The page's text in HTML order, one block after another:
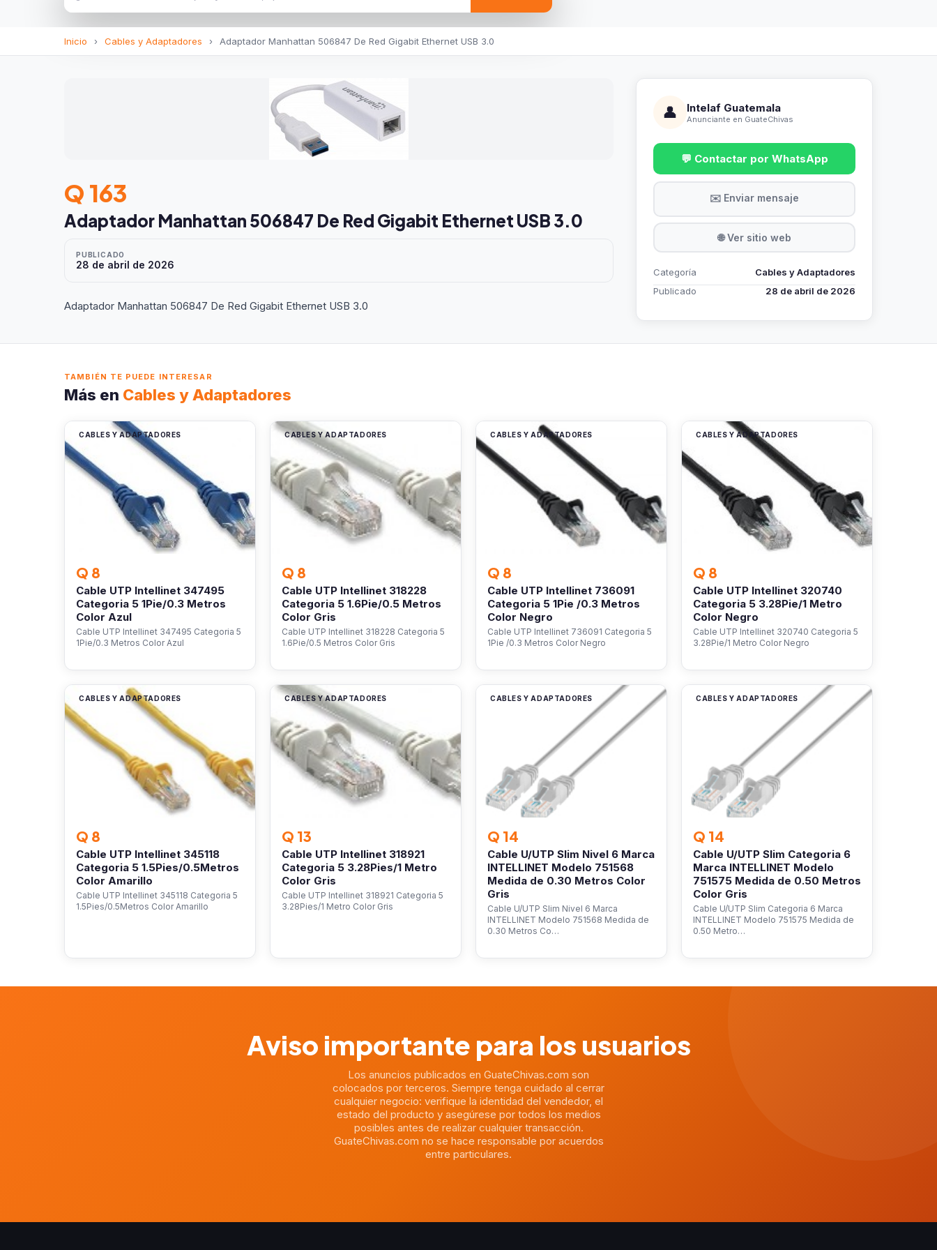
Inicio › Cables y Adaptadores › Adaptador Manhattan 506847 De Red Gigabit Ethernet USB 3.0
Q 163
Adaptador Manhattan 506847 De Red Gigabit Ethernet USB 3.0
PUBLICADO
28 de abril de 2026
Adaptador Manhattan 506847 De Red Gigabit Ethernet USB 3.0
👤 Intelaf Guatemala
Anunciante en GuateChivas
💬 Contactar por WhatsApp
✉️ Enviar mensaje
🌐 Ver sitio web
Categoría
Cables y Adaptadores
Publicado
28 de abril de 2026
TAMBIÉN TE PUEDE INTERESAR
Más en Cables y Adaptadores
CABLES Y ADAPTADORES
Q 8
Cable UTP Intellinet 347495
Categoria 5 1Pie/0.3 Metros
Color Azul
Cable UTP Intellinet 347495 Categoria 5
1Pie/0.3 Metros Color Azul
CABLES Y ADAPTADORES
Q 8
Cable UTP Intellinet 318228
Categoria 5 1.6Pie/0.5 Metros
Color Gris
Cable UTP Intellinet 318228 Categoria 5
1.6Pie/0.5 Metros Color Gris
CABLES Y ADAPTADORES
Q 8
Cable UTP Intellinet 736091
Categoria 5 1Pie /0.3 Metros
Color Negro
Cable UTP Intellinet 736091 Categoria 5
1Pie /0.3 Metros Color Negro
CABLES Y ADAPTADORES
Q 8
Cable UTP Intellinet 320740
Categoria 5 3.28Pie/1 Metro
Color Negro
Cable UTP Intellinet 320740 Categoria 5
3.28Pie/1 Metro Color Negro
CABLES Y ADAPTADORES
Q 8
Cable UTP Intellinet 345118
Categoria 5 1.5Pies/0.5Metros
Color Amarillo
Cable UTP Intellinet 345118 Categoria 5
1.5Pies/0.5Metros Color Amarillo
CABLES Y ADAPTADORES
Q 13
Cable UTP Intellinet 318921
Categoria 5 3.28Pies/1 Metro
Color Gris
Cable UTP Intellinet 318921 Categoria 5
3.28Pies/1 Metro Color Gris
CABLES Y ADAPTADORES
Q 14
Cable U/UTP Slim Nivel 6 Marca
INTELLINET Modelo 751568
Medida de 0.30 Metros Color
Gris
Cable U/UTP Slim Nivel 6 Marca
INTELLINET Modelo 751568 Medida de
0.30 Metros Co…
CABLES Y ADAPTADORES
Q 14
Cable U/UTP Slim Categoria 6
Marca INTELLINET Modelo
751575 Medida de 0.50 Metros
Color Gris
Cable U/UTP Slim Categoria 6 Marca
INTELLINET Modelo 751575 Medida de
0.50 Metro…
Aviso importante para los usuarios
Los anuncios publicados en GuateChivas.com son
colocados por terceros. Siempre tenga cuidado al cerrar
cualquier negocio: verifique la identidad del vendedor, el
estado del producto y asegúrese por todos los medios
posibles antes de realizar cualquier transacción.
GuateChivas.com no se hace responsable por acuerdos
entre particulares.